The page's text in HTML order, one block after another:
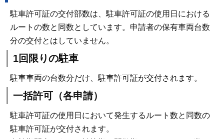
駐車許可証の交付部数は、駐車許可証の使用日における
ルートの数と同数としています。申請者の保有車両台数
分の交付とはしていません。
1回限りの駐車
駐車車両の台数分だけ、駐車許可証が交付されます。
一括許可（各申請）
駐車許可証の使用日において発生するルート数と同数の
駐車許可証が交付されます。